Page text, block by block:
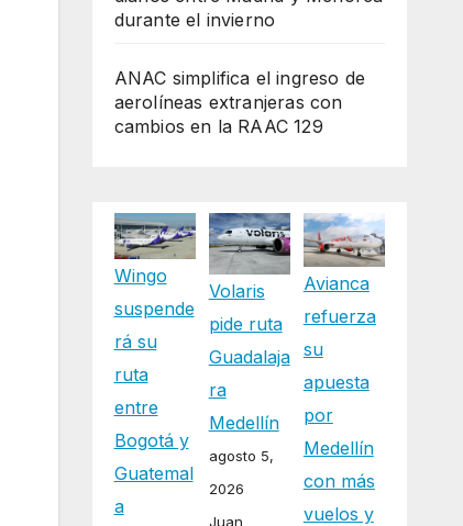
durante el invierno
ANAC simplifica el ingreso de
aerolíneas extranjeras con
cambios en la RAAC 129
Wingo
suspende
rá su
ruta
entre
Bogotá y
Guatemal
a
Volaris
pide ruta
Guadalaja
ra
Medellín
agosto 5,
2026
Juan
Avianca
refuerza
su
apuesta
por
Medellín
con más
vuelos y